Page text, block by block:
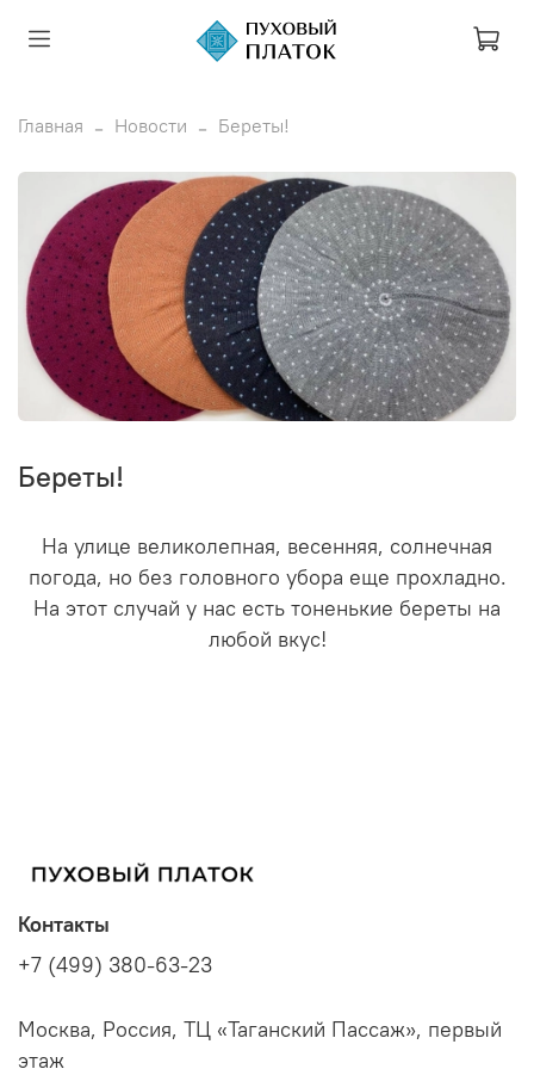
Главная Новости Береты!
Береты!
На улице великолепная, весенняя, солнечная
погода, но без головного убора еще прохладно.
На этот случай у нас есть тоненькие береты на
любой вкус!
Контакты
+7 (499) 380-63-23
Москва, Россия, ТЦ «Таганский Пассаж», первый
этаж